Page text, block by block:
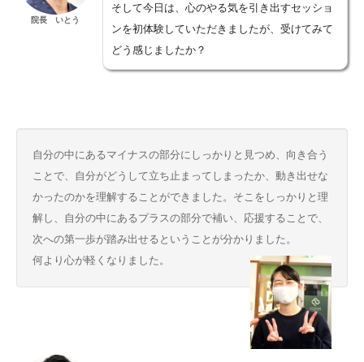
院長 いとう
そして今日は、心のやる気を引き出すセッショ
ンを初体験していただきましたが、受けてみて
どう感じましたか？
自分の中にあるマイナスの部分にしっかりと見つめ、向き合う
ことで、自分がどうして立ち止まってしまったか、動き出せな
かったのかを理解することができました。そこをしっかりと理
解し、自分の中にあるプラスの部分で補い、応援することで、
次への第一歩が踏み出せるということが分かりました。
何より心が軽くなりました。